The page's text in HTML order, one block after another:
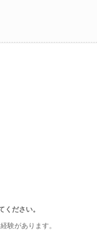
ださい。
験があります。